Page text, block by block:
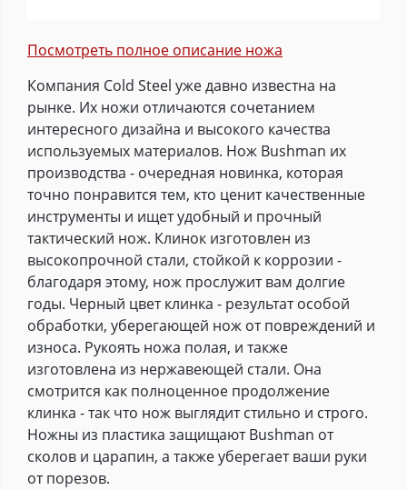
Посмотреть полное описание ножа
Компания Cold Steel уже давно известна на
рынке. Их ножи отличаются сочетанием
интересного дизайна и высокого качества
используемых материалов. Нож Bushman их
производства - очередная новинка, которая
точно понравится тем, кто ценит качественные
инструменты и ищет удобный и прочный
тактический нож. Клинок изготовлен из
высокопрочной стали, стойкой к коррозии -
благодаря этому, нож прослужит вам долгие
годы. Черный цвет клинка - результат особой
обработки, уберегающей нож от повреждений и
износа. Рукоять ножа полая, и также
изготовлена из нержавеющей стали. Она
смотрится как полноценное продолжение
клинка - так что нож выглядит стильно и строго.
Ножны из пластика защищают Bushman от
сколов и царапин, а также уберегает ваши руки
от порезов.